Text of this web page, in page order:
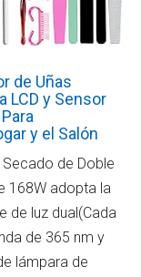
de Uñas
LCD y Sensor
y el Salón
Secado de Doble
168W adopta la
de luz dual(Cada
de 365 nm y
lámpara de